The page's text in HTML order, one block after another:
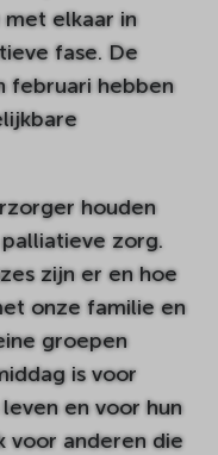
elkaar in
fase. De
februari hebben
houden
zorg.
zijn er en hoe
onze familie en
groepen
is voor
en voor hun
voor anderen die